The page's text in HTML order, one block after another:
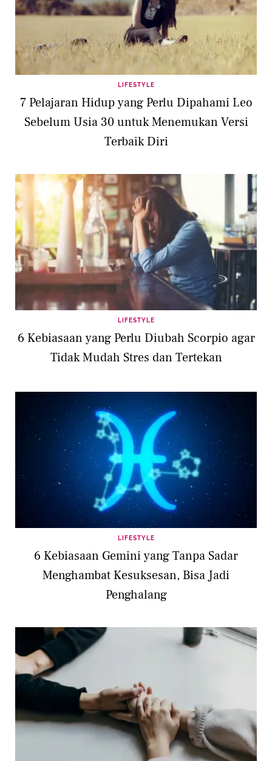
LIFESTYLE
7 Pelajaran Hidup yang Perlu Dipahami Leo
Sebelum Usia 30 untuk Menemukan Versi
Terbaik Diri
LIFESTYLE
6 Kebiasaan yang Perlu Diubah Scorpio agar
Tidak Mudah Stres dan Tertekan
LIFESTYLE
6 Kebiasaan Gemini yang Tanpa Sadar
Menghambat Kesuksesan, Bisa Jadi
Penghalang